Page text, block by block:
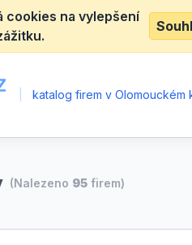
cookies na vylepšení
katalog firem v Olomouckém
(Nalezeno 95 firem)